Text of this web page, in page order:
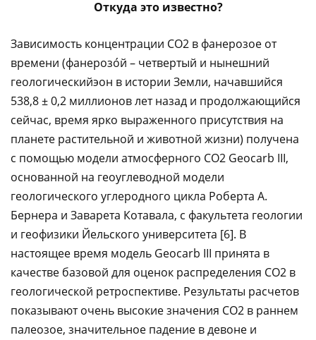
Откуда это известно?
Зависимость концентрации CO2 в фанерозое от
времени (фанерозо́й – четвертый и нынешний
геологическийэон в истории Земли, начавшийся
538,8 ± 0,2 миллионов лет назад и продолжающийся
сейчас, время ярко выраженного присутствия на
планете растительной и животной жизни) получена
с помощью модели атмосферного CO2 Geocarb III,
основанной на геоуглеводной модели
геологического углеродного цикла Роберта А.
Бернера и Заварета Котавала, с факультета геологии
и геофизики Йельского университета [6]. В
настоящее время модель Geocarb III принята в
качестве базовой для оценок распределения CO2 в
геологической ретроспективе. Результаты расчетов
показывают очень высокие значения CO2 в раннем
палеозое, значительное падение в девоне и